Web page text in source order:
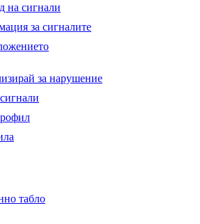
на сигнали
за сигналите
за нарушение
табло